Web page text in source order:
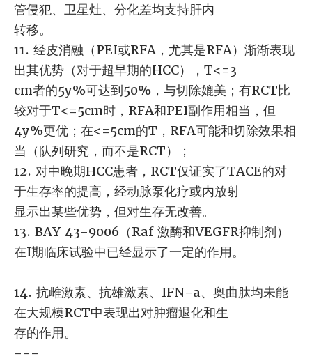
管侵犯、卫星灶、分化差均支持肝内
转移。
11. 经皮消融（PEI或RFA，尤其是RFA）渐渐表现
出其优势（对于超早期的HCC），T<=3
cm者的5y%可达到50%，与切除媲美；有RCT比
较对于T<=5cm时，RFA和PEI副作用相当，但
4y%更优；在<=5cm的T，RFA可能和切除效果相
当（队列研究，而不是RCT）；
12. 对中晚期HCC患者，RCT仅证实了TACE的对
于生存率的提高，经动脉泵化疗或内放射
显示出某些优势，但对生存无改善。
13. BAY 43-9006（Raf 激酶和VEGFR抑制剂）
在I期临床试验中已经显示了一定的作用。
14. 抗雌激素、抗雄激素、IFN-a、奥曲肽均未能
在大规模RCT中表现出对肿瘤退化和生
存的作用。
---